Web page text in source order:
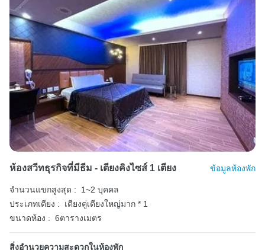
ห้องสวีทธุรกิจที่มีธีม - เตียงคิงไซส์ 1 เตียง ข้อมูลห้องพัก
จำนวนแขกสูงสุด :
1~2 บุคคล
ประเภทเตียง :
เตียงคู่เตียงใหญ่มาก * 1
ขนาดห้อง : 6ตารางเมตร
สิ่งอำนวยความสะดวกในห้องพัก